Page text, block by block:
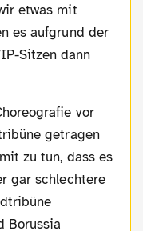
etwas mit
es aufgrund der
Sitzen dann
vor
getragen
zu tun, dass es
gar schlechtere
Borussia